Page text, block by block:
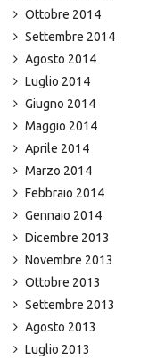
Ottobre 2014
Settembre 2014
Agosto 2014
Luglio 2014
Giugno 2014
Maggio 2014
Aprile 2014
Marzo 2014
Febbraio 2014
Gennaio 2014
Dicembre 2013
Novembre 2013
Ottobre 2013
Settembre 2013
Agosto 2013
Luglio 2013